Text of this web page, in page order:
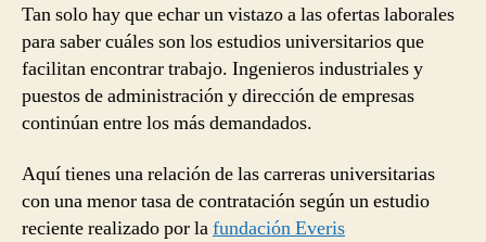
Tan solo hay que echar un vistazo a las ofertas laborales
para saber cuáles son los estudios universitarios que
facilitan encontrar trabajo. Ingenieros industriales y
puestos de administración y dirección de empresas
continúan entre los más demandados.
Aquí tienes una relación de las carreras universitarias
con una menor tasa de contratación según un estudio
reciente realizado por lafundación Everis